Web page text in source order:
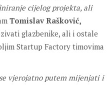
cijelog projekta, ali
Tomislav Rašković,
glazbenike, ali i ostale
Startup Factory timovima
vjerojatno putem mijenjati i